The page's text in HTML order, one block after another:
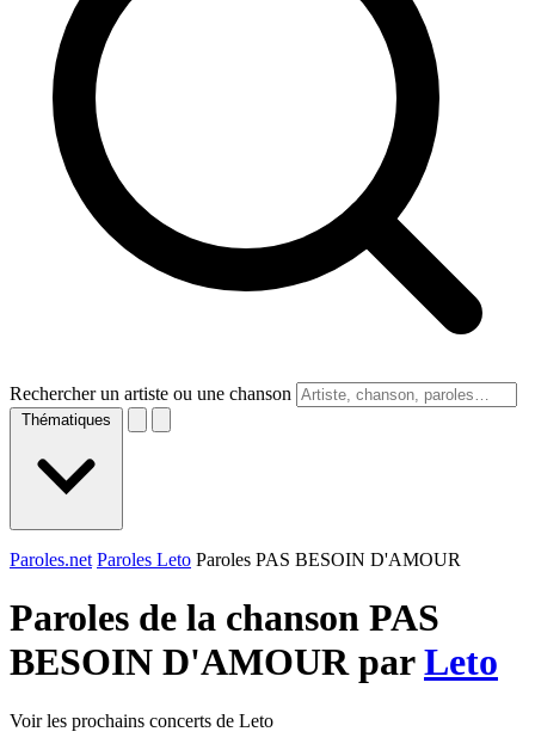
Rechercher un artiste ou une chanson
Thématiques
Paroles.net Paroles Leto Paroles PAS BESOIN D'AMOUR
Paroles de la chanson PAS
BESOIN D'AMOUR parLeto
Voir les prochains concerts de Leto